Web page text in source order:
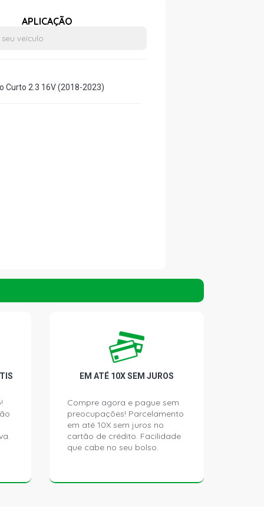
APLICAÇÃO
Curto 2.3 16V (2018-2023)
EM ATÉ 10X SEM JUROS
Compre agora e pague sem
preocupações! Parcelamento
em até 10X sem juros no
cartão de crédito. Facilidade
que cabe no seu bolso.